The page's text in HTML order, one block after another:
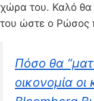
χώρα του. Καλό θα
του ώστε ο Ρώσος
Πόσο θα
οικονομία